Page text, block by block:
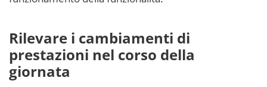
Rilevare i cambiamenti di
prestazioni nel corso della
giornata